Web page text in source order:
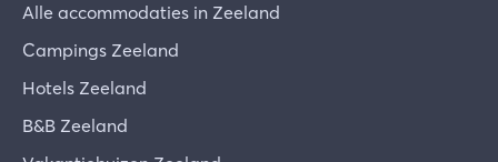
Alle accommodaties in Zeeland
Campings Zeeland
Hotels Zeeland
B&B Zeeland